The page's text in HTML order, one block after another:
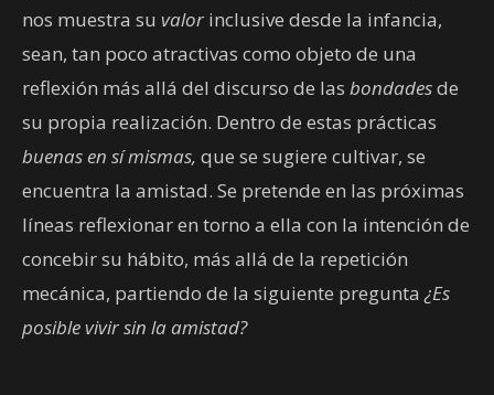
nos muestra su valor inclusive desde la infancia,
sean, tan poco atractivas como objeto de una
reflexión más allá del discurso de las bondadesde
su propia realización. Dentro de estas prácticas
buenas en sí mismas, que se sugiere cultivar, se
encuentra la amistad. Se pretende en las próximas
líneas reflexionar en torno a ella con la intención de
concebir su hábito, más allá de la repetición
mecánica, partiendo de la siguiente pregunta¿Es
posible vivir sin la amistad?